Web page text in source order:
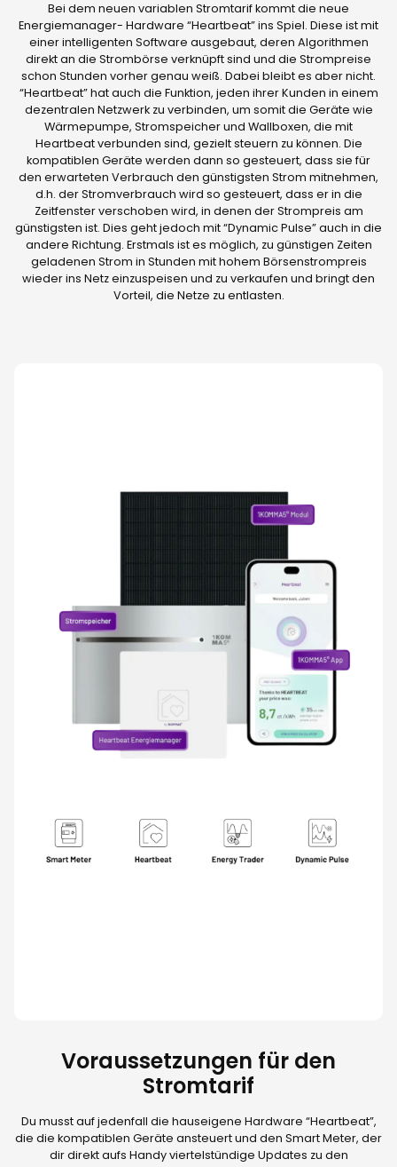
Bei dem neuen variablen Stromtarif kommt die neue
Energiemanager- Hardware “Heartbeat” ins Spiel. Diese ist mit
einer intelligenten Software ausgebaut, deren Algorithmen
direkt an die Strombörse verknüpft sind und die Strompreise
schon Stunden vorher genau weiß. Dabei bleibt es aber nicht.
“Heartbeat” hat auch die Funktion, jeden ihrer Kunden in einem
dezentralen Netzwerk zu verbinden, um somit die Geräte wie
Wärmepumpe, Stromspeicher und Wallboxen, die mit
Heartbeat verbunden sind, gezielt steuern zu können. Die
kompatiblen Geräte werden dann so gesteuert, dass sie für
den erwarteten Verbrauch den günstigsten Strom mitnehmen,
d.h. der Stromverbrauch wird so gesteuert, dass er in die
Zeitfenster verschoben wird, in denen der Strompreis am
günstigsten ist. Dies geht jedoch mit “Dynamic Pulse” auch in die
andere Richtung. Erstmals ist es möglich, zu günstigen Zeiten
geladenen Strom in Stunden mit hohem Börsenstrompreis
wieder ins Netz einzuspeisen und zu verkaufen und bringt den
Vorteil, die Netze zu entlasten.
Voraussetzungen für den
Stromtarif
Du musst auf jedenfall die hauseigene Hardware “Heartbeat”,
die die kompatiblen Geräte ansteuert und den Smart Meter, der
dir direkt aufs Handy viertelstündige Updates zu den